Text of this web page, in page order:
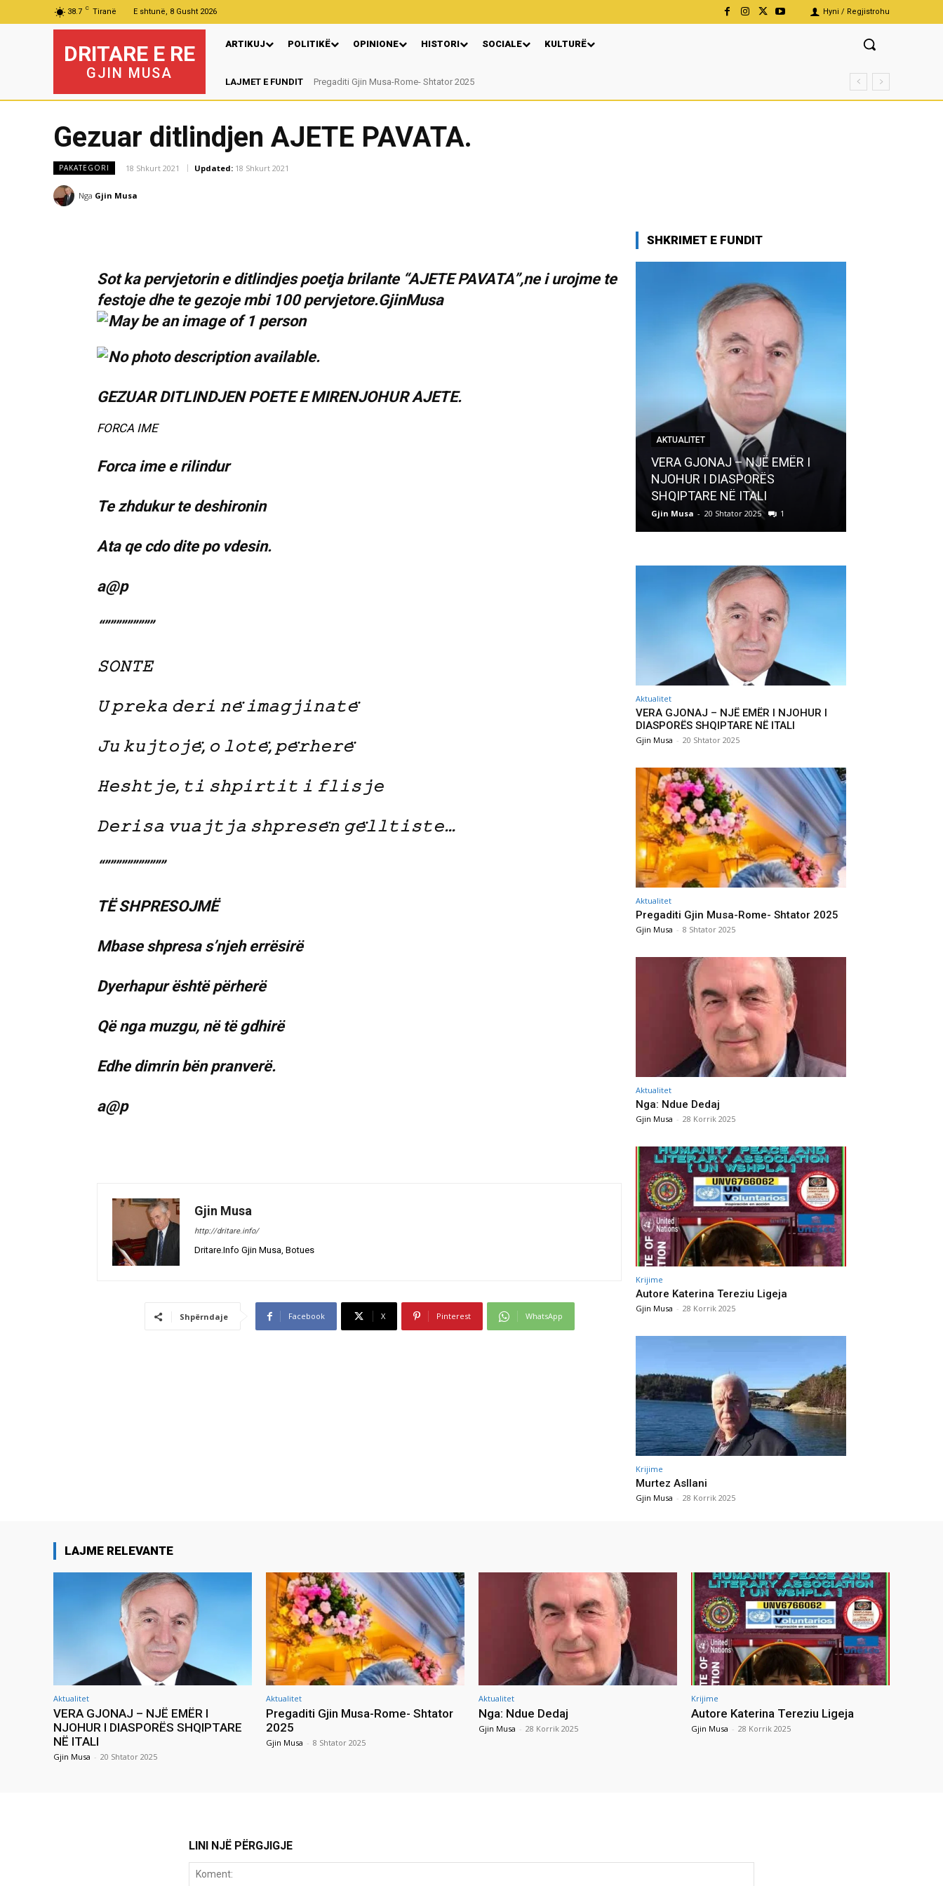
38.7 C Tiranë E shtunë, 8 Gusht 2026 Hyni / Regjistrohu
DRITARE E RE
GJIN MUSA
ARTIKUJ POLITIKË OPINIONE HISTORI SOCIALE KULTURË
LAJMET E FUNDIT Pregaditi Gjin Musa-Rome- Shtator 2025
Nga: Ndue Dedaj
Gezuar ditlindjen AJETE PAVATA.
PAKATEGORI 18 Shkurt 2021 Updated: 18 Shkurt 2021
Nga Gjin Musa
Sot ka pervjetorin e ditlindjes poetja brilante “AJETE PAVATA”,ne i urojme te
festoje dhe te gezoje mbi 100 pervjetore.GjinMusa
GEZUAR DITLINDJEN POETE E MIRENJOHUR AJETE.
FORCA IME
Forca ime e rilindur
Te zhdukur te deshironin
Ata qe cdo dite po vdesin.
a@p
“”””””””””
𝚂𝙾𝙽𝚃𝙴
𝚄 𝚙𝚛𝚎𝚔𝚊 𝚍𝚎𝚛𝚒 𝚗𝚎̈ 𝚒𝚖𝚊𝚐𝚓𝚒𝚗𝚊𝚝𝚎̈
𝙹𝚞 𝚔𝚞𝚓𝚝𝚘𝚓𝚎̈, 𝚘 𝚕𝚘𝚝𝚎̈, 𝚙𝚎̈𝚛𝚑𝚎𝚛𝚎̈
𝙷𝚎𝚜𝚑𝚝𝚓𝚎, 𝚝𝚒 𝚜𝚑𝚙𝚒𝚛𝚝𝚒𝚝 𝚒 𝚏𝚕𝚒𝚜𝚓𝚎
𝙳𝚎𝚛𝚒𝚜𝚊 𝚟𝚞𝚊𝚓𝚝𝚓𝚊 𝚜𝚑𝚙𝚛𝚎𝚜𝚎̈𝚗 𝚐𝚎̈𝚕𝚕𝚝𝚒𝚜𝚝𝚎…
“”””””””””””
TË SHPRESOJMË
Mbase shpresa s’njeh errësirë
Dyerhapur është përherë
Që nga muzgu, në të gdhirë
Edhe dimrin bën pranverë.
a@p
Gjin Musa
http://dritare.info/
Dritare.Info Gjin Musa, Botues
Shpërndaje Facebook X Pinterest WhatsApp
SHKRIMET E FUNDIT
AKTUALITET
VERA GJONAJ – NJË EMËR I
NJOHUR I DIASPORËS
SHQIPTARE NË ITALI
Gjin Musa - 20 Shtator 2025 1
Aktualitet
VERA GJONAJ – NJË EMËR I NJOHUR I
DIASPORËS SHQIPTARE NË ITALI
Gjin Musa - 20 Shtator 2025
Aktualitet
Pregaditi Gjin Musa-Rome- Shtator 2025
Gjin Musa - 8 Shtator 2025
Aktualitet
Nga: Ndue Dedaj
Gjin Musa - 28 Korrik 2025
Krijime
Autore Katerina Tereziu Ligeja
Gjin Musa - 28 Korrik 2025
Krijime
Murtez Asllani
Gjin Musa - 28 Korrik 2025
LAJME RELEVANTE
Aktualitet
VERA GJONAJ – NJË EMËR I
NJOHUR I DIASPORËS SHQIPTARE
NË ITALI
Gjin Musa - 20 Shtator 2025
Aktualitet
Pregaditi Gjin Musa-Rome- Shtator
2025
Gjin Musa - 8 Shtator 2025
Aktualitet
Nga: Ndue Dedaj
Gjin Musa - 28 Korrik 2025
Krijime
Autore Katerina Tereziu Ligeja
Gjin Musa - 28 Korrik 2025
LINI NJË PËRGJIGJE